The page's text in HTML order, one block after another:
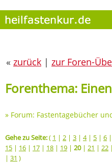
« zurück | zur Foren-
Forenthema:
» Forum: Fastentagebücher
Gehe zu Seite:( 1 | 2 | 3 | 4| 5 | 6 |
15 | 16 | 17 | 18 | 19 | 20| 21 | 22 |
| 31 )